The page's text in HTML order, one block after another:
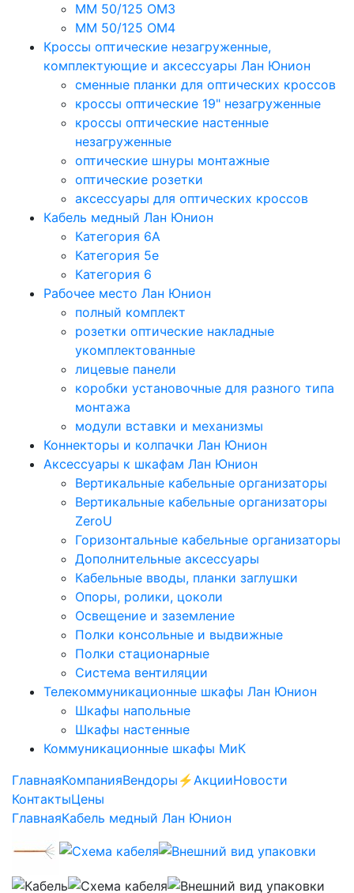
MM 50/125 OM3
MM 50/125 OM4
Кроссы оптические незагруженные,
комплектующие и аксессуары Лан Юнион
сменные планки для оптических кроссов
кроссы оптические 19" незагруженные
кроссы оптические настенные
незагруженные
оптические шнуры монтажные
оптические розетки
аксессуары для оптических кроссов
Кабель медный Лан Юнион
Категория 6A
Категория 5e
Категория 6
Рабочее место Лан Юнион
полный комплект
розетки оптические накладные
укомплектованные
лицевые панели
коробки установочные для разного типа
монтажа
модули вставки и механизмы
Коннекторы и колпачки Лан Юнион
Аксессуары к шкафам Лан Юнион
Вертикальные кабельные организаторы
Вертикальные кабельные организаторы
ZeroU
Горизонтальные кабельные организаторы
Дополнительные аксессуары
Кабельные вводы, планки заглушки
Опоры, ролики, цоколи
Освещение и заземление
Полки консольные и выдвижные
Полки стационарные
Система вентиляции
Телекоммуникационные шкафы Лан Юнион
Шкафы напольные
Шкафы настенные
Коммуникационные шкафы МиК
ГлавнаяКомпанияВендоры ⚡️АкцииНовости
КонтактыЦены
ГлавнаяКабель медный Лан Юнион